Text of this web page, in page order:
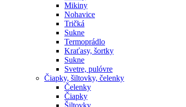
Mikiny
Nohavice
Tričká
Sukne
Termoprádlo
Kraťasy, šortky
Sukne
Svetre, pulóvre
Čiapky, šiltovky, čelenky
Čelenky
Čiapky
Šiltovky